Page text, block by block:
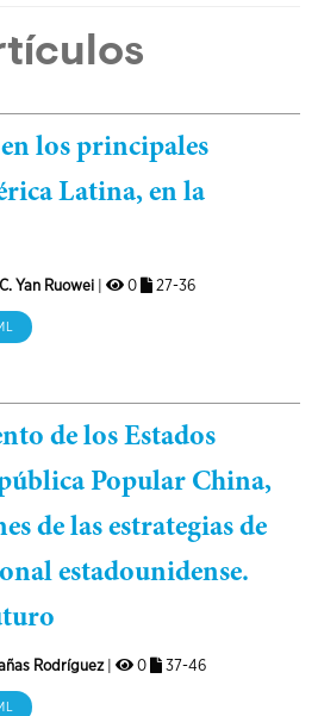
los principales
Latina, en la
Yan Ruowei 0 27-36
de los Estados
Popular China,
de las estrategias de
estadounidense.
Rodríguez| 0 37-46